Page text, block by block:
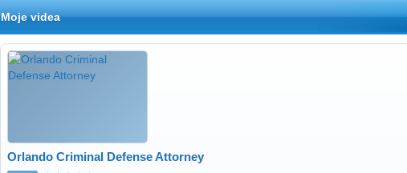
Moje videa
Orlando Criminal Defense Attorney